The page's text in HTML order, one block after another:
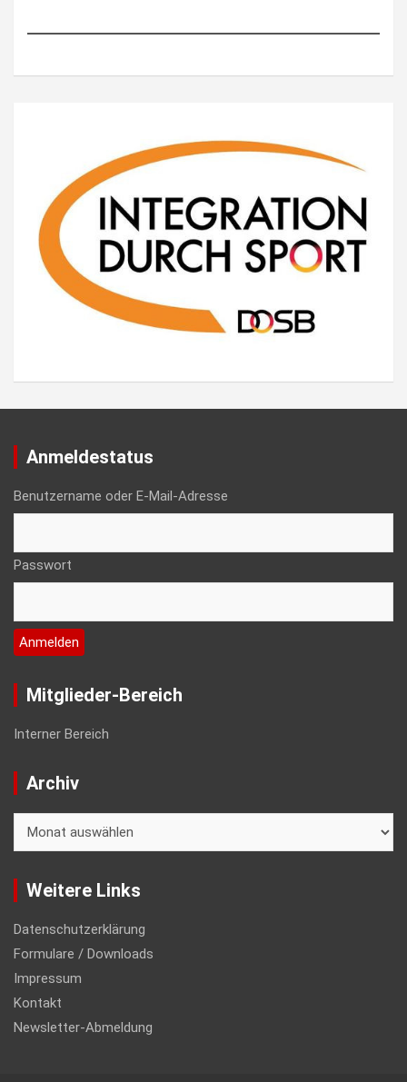
Anmeldestatus
Benutzername oder E-Mail-Adresse
Passwort
Mitglieder-Bereich
Interner Bereich
Archiv
Weitere Links
Datenschutzerklärung
Formulare / Downloads
Impressum
Kontakt
Newsletter-Abmeldung